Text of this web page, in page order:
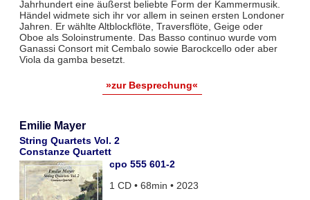
Jahrhundert eine äußerst beliebte Form der Kammermusik.
Händel widmete sich ihr vor allem in seinen ersten Londoner
Jahren. Er wählte Altblockflöte, Traversflöte, Geige oder
Oboe als Soloinstrumente. Das Basso continuo wurde vom
Ganassi Consort mit Cembalo sowie Barockcello oder aber
Viola da gamba besetzt.
»zur Besprechung«
Emilie Mayer
String Quartets Vol. 2
Constanze Quartett
cpo 555 601-2
1 CD • 68min • 2023